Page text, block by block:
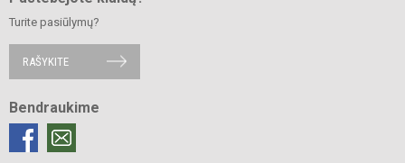
Turite pasiūlymų?
RAŠYKITE
Bendraukime